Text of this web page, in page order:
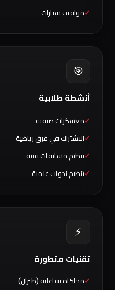
مواقف سيارات
🎯
أنشطة طلابية
معسكرات صيفية
الاشتراك في فرق رياضية
تنظيم مسابقات فنية
تنظيم ندوات علمية
⚡
تقنيات متطورة
محاكاة تفاعلية (طيران)